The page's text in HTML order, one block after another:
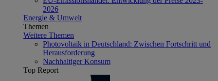
2026
Energie & Umwelt
Themen
Weitere Themen
Photovoltaik in Deutschland: Zwischen Fortschritt und
Herausforderung
Nachhaltiger Konsum
Top Report